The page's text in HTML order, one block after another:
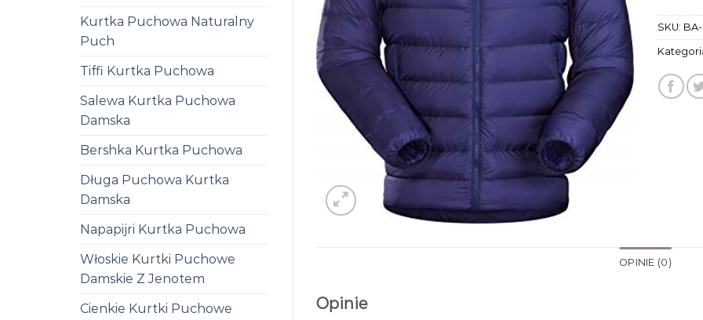
Kurtka Puchowa Naturalny
Puch
Tiffi Kurtka Puchowa
Salewa Kurtka Puchowa
Damska
Bershka Kurtka Puchowa
Długa Puchowa Kurtka
Damska
Napapijri Kurtka Puchowa
Włoskie Kurtki Puchowe
Damskie Z Jenotem
Cienkie Kurtki Puchowe
SKU:
OPINIE (0)
Opinie